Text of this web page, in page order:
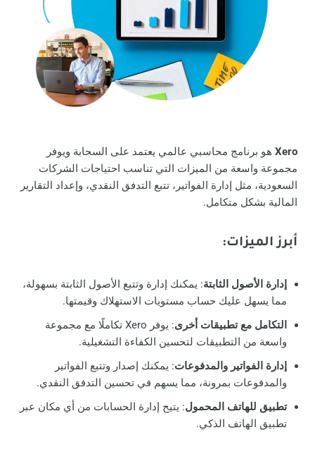
Xero هو برنامج محاسبي عالمي يعتمد على السحابة ويوفر
مجموعة واسعة من الميزات التي تناسب احتياجات الشركات
السعودية، مثل إدارة الفواتير، تتبع التدفق النقدي، وإعداد التقارير
المالية بشكل متكامل.
أبرز الميزات:
إدارة الأصول الثابتة: يمكنك إدارة وتتبع الأصول الثابتة بسهولة،
مما يسهل عليك حساب مستويات الاستهلاك وقيمتها.
التكامل مع تطبيقات أخرى
: يوفر Xero تكاملًا مع مجموعة
واسعة من التطبيقات لتحسين الكفاءة التشغيلية.
إدارة الفواتير والمدفوعات: يمكنك إصدار وتتبع الفواتير
والمدفوعات بمرونة، مما يسهم في تحسين التدفق النقدي.
تطبيق للهاتف المحمول: يتيح إدارة الحسابات من أي مكان عبر
تطبيق الهاتف الذكي.